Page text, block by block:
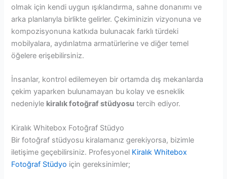
olmak için kendi uygun ışıklandırma, sahne donanımı ve
arka planlarıyla birlikte gelirler. Çekiminizin vizyonuna ve
kompozisyonuna katkıda bulunacak farklı türdeki
mobilyalara, aydınlatma armatürlerine ve diğer temel
öğelere erişebilirsiniz.
İnsanlar, kontrol edilemeyen bir ortamda dış mekanlarda
çekim yaparken bulunamayan bu kolay ve esneklik
nedeniyle kiralık fotoğraf stüdyosu tercih ediyor.
Kiralık Whitebox Fotoğraf Stüdyo
Bir fotoğraf stüdyosu kiralamanız gerekiyorsa, bizimle
iletişime geçebilirsiniz. Profesyonel Kiralık Whitebox
Fotoğraf Stüdyo için gereksinimler;